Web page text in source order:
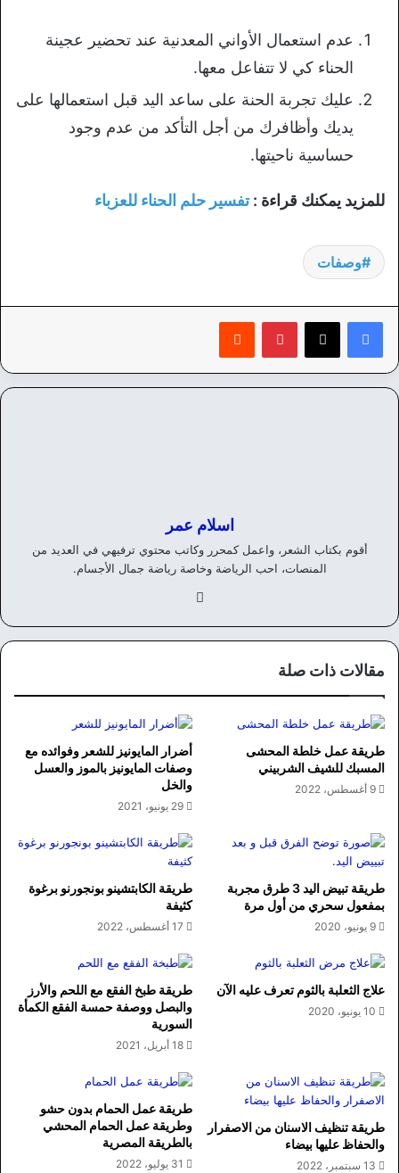
عدم استعمال الأواني المعدنية عند تحضير عجينة
الحناء كي لا تتفاعل معها.
عليك تجربة الحنة على ساعد اليد قبل استعمالها على
يديك وأظافرك من أجل التأكد من عدم وجود
حساسية ناحيتها.
للمزيد يمكنك قراءة :تفسير حلم الحناء للعزباء
وصفات
بينتيريست
اسلام عمر
أقوم بكتاب الشعر، واعمل كمحرر وكاتب محتوي ترفيهي في العديد من
المنصات، احب الرياضة وخاصة رياضة جمال الأجسام.
وك
مقالات ذات صلة
طريقة عمل خلطة المحشى
المسبك للشيف الشربيني
9 أغسطس، 2022
أضرار المايونيز للشعر وفوائده مع
وصفات المايونيز بالموز والعسل
والخل
29 يونيو، 2021
طريقة تبيض اليد 3 طرق مجربة
بمفعول سحري من أول مرة
9 يونيو، 2020
طريقة الكابتشينو بونجورنو برغوة
كثيفة
17 أغسطس، 2022
علاج الثعلبة بالثوم تعرف عليه الآن
10 يونيو، 2020
طريقة طبخ الفقع مع اللحم والأرز
والبصل ووصفة حمسة الفقع الكمأة
السورية
18 أبريل، 2021
طريقة تنظيف الاسنان من الاصفرار
والحفاظ عليها بيضاء
13 سبتمبر، 2022
طريقة عمل الحمام بدون حشو
وطريقة عمل الحمام المحشي
بالطريقة المصرية
31 يوليو، 2022